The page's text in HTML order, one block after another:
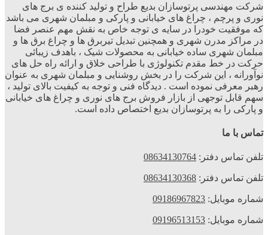
شرکت مهندسی پرتوسازان بدیع طراح و تولید کننده ی برج های
نوری و پرچم ، چراغ های خیابانی و پارکی و مبلمان شهری می باشد
که موفقیت خودرا در سایه ی توجه خاص به نقش مهم عنصر فضا
در مراکز مدرن شهری و همچنین تبدیل تیربرق ها و چراغ برق ها و
مبلمان شهری ساده خیابانی به محصولات شیک ، باهدف زیبائی
حرکت در خط مقدم تکنولوژی با طراحی خلاق و ارائه راه حل های
نوآورانه ، این شرکت را در بخش روشنایی و مبلمان شهری به عنوان
رهبر معرفی نموده است . دیدگاه فنی و توجه به کیفیت بالای تولید ،
سهم قابل توجهی از بازار فروش برج های نوری و چراغ های خیابانی
و پارکی را به پرتوسازان بدیع اختصاص داده است.
تماس با ما
تلفن تماس دفتر: 08634130764
تلفن تماس دفتر: 08634130368
شماره موبایل: 09186967823
شماره موبایل: 09196513153